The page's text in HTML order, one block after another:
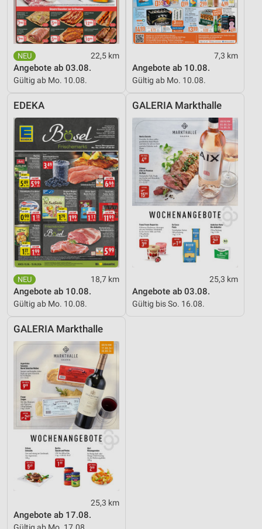
22,5 km
Angebote ab 03.08.
Gültig ab Mo. 10.08.
7,3 km
Angebote ab 10.08.
Gültig ab Mo. 10.08.
EDEKA
18,7 km
Angebote ab 10.08.
Gültig ab Mo. 10.08.
GALERIA Markthalle
25,3 km
Angebote ab 03.08.
Gültig bis So. 16.08.
GALERIA Markthalle
25,3 km
Angebote ab 17.08.
Gültig ab Mo. 17.08.
Werbung